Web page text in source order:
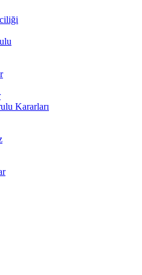
Kararları